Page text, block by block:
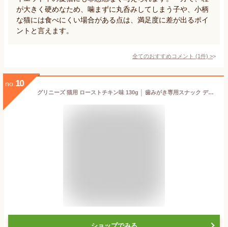
が大きく硬めなため、噛まずに丸呑みしてしまう子や、小柄
な猫には食べにくい場合がある点は、満足度に差が出るポイ
ントと言えます。
全てのおすすめコメント (1件) >
no. 10
グリニーズ 猫用 ローストチキン味 130g │ 歯みがき専用スナック デンタルケア 歯垢 歯石 ケア 成猫用 総合栄養食 基準クリア 自然素材 低カロリー ヘルシー ご褒美 おやつ キャットフード